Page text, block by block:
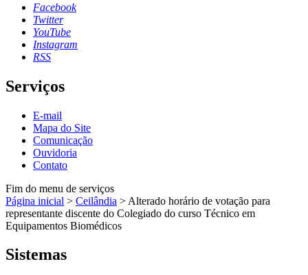
Facebook
Twitter
YouTube
Instagram
RSS
Serviços
E-mail
Mapa do Site
Comunicação
Ouvidoria
Contato
Fim do menu de serviços
Página inicial > Ceilândia > Alterado horário de votação para
representante discente do Colegiado do curso Técnico em
Equipamentos Biomédicos
Sistemas